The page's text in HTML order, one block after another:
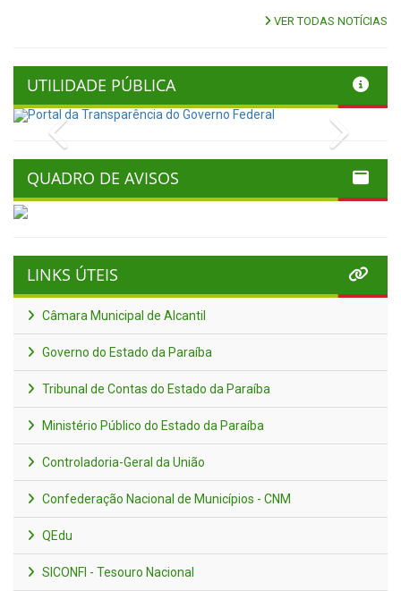
VER TODAS NOTÍCIAS
UTILIDADE PÚBLICA
Previous
QUADRO DE AVISOS
LINKS ÚTEIS
Câmara Municipal de Alcantil
Governo do Estado da Paraíba
Tribunal de Contas do Estado da Paraíba
Ministério Público do Estado da Paraíba
Controladoria-Geral da União
Confederação Nacional de Municípios - CNM
QEdu
SICONFI - Tesouro Nacional